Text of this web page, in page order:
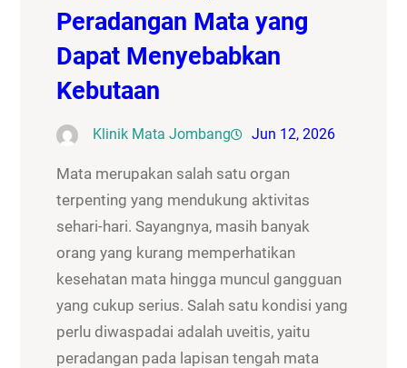
Peradangan Mata yang
Dapat Menyebabkan
Kebutaan
Klinik Mata Jombang Jun 12, 2026
Mata merupakan salah satu organ
terpenting yang mendukung aktivitas
sehari-hari. Sayangnya, masih banyak
orang yang kurang memperhatikan
kesehatan mata hingga muncul gangguan
yang cukup serius. Salah satu kondisi yang
perlu diwaspadai adalah uveitis, yaitu
peradangan pada lapisan tengah mata